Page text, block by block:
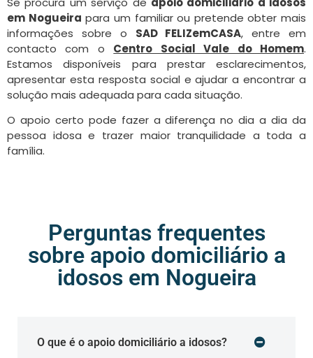
em Nogueira para um familiar ou pretende obter mais
informações sobre o SAD FELIZemCASA, entre em
contacto com o Centro Social Vale do Homem.
Estamos disponíveis para prestar esclarecimentos,
apresentar esta resposta social e ajudar a encontrar a
solução mais adequada para cada situação.
O apoio certo pode fazer a diferença no dia a dia da
pessoa idosa e trazer maior tranquilidade a toda a
família.
Perguntas frequentes
sobre apoio domiciliário a
idosos em Nogueira
O que é o apoio domiciliário a idosos?